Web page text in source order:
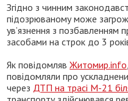
Згідно з чинним
підозрюваному може
ув’язнення з позбавленням
засобами на строк до 3
Як повідомлявЖитомир.info
повідомляли про
через ДТП на трасі М-21